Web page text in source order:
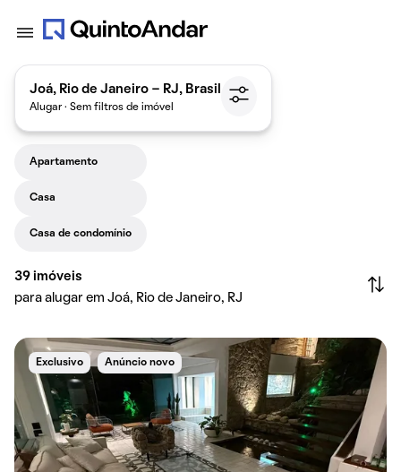
Joá, Rio de Janeiro - RJ, Brasil
Alugar · Sem filtros de imóvel
Apartamento
Casa
Casa de condomínio
39 imóveis
para alugar em Joá, Rio de Janeiro, RJ
Exclusivo Anúncio novo